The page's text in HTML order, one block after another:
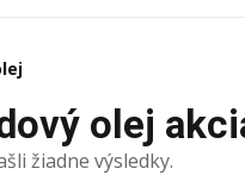
olej
žiadne výsledky.